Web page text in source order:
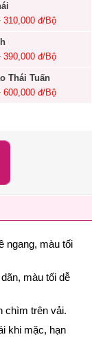
310,000 đ/Bộ
390,000 đ/Bộ
Thái Tuấn
600,000 đ/Bộ
ngang, màu tối
màu tối dễ
chìm trên vải.
khi mặc, hạn